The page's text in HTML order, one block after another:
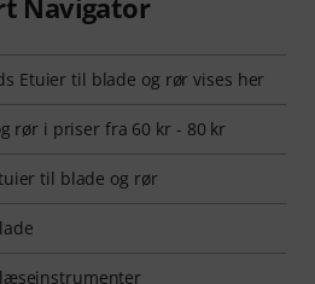
Etuier til blade og rør vises her
rør i priser fra 60 kr - 80 kr
til blade og rør